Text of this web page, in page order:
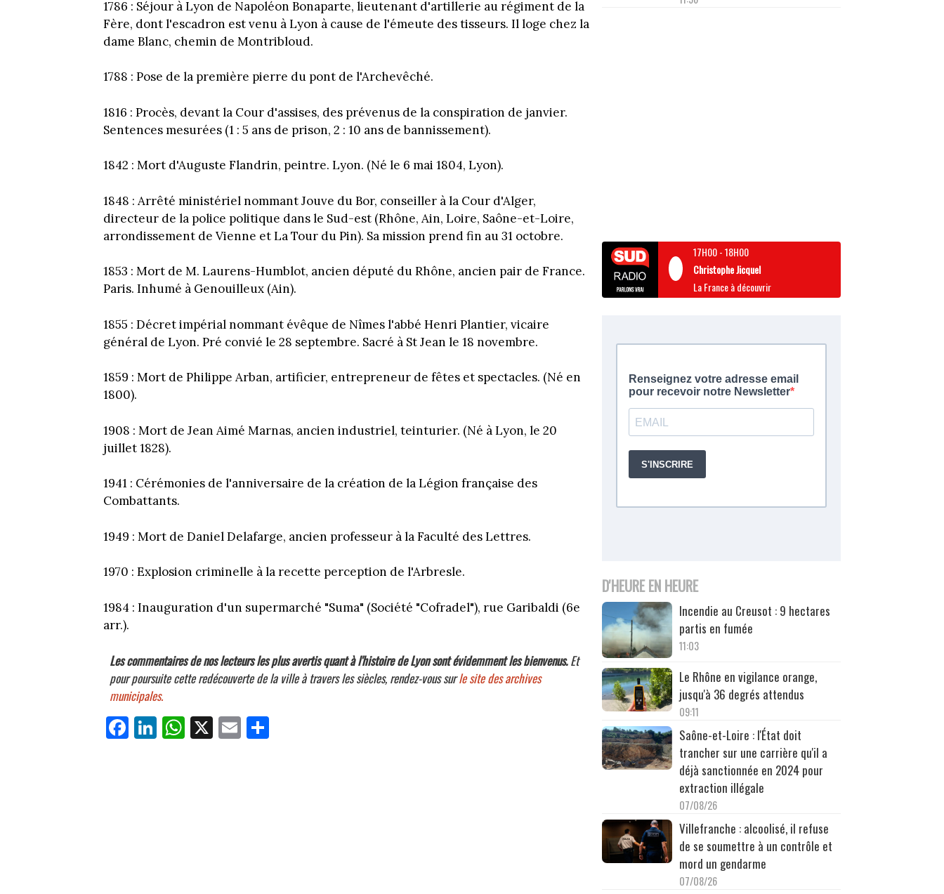
1786 : Séjour à Lyon de Napoléon Bonaparte, lieutenant d'artillerie au régiment de la
Fère, dont l'escadron est venu à Lyon à cause de l'émeute des tisseurs. Il loge chez la
dame Blanc, chemin de Montribloud.
1788 : Pose de la première pierre du pont de l'Archevêché.
1816 : Procès, devant la Cour d'assises, des prévenus de la conspiration de janvier.
Sentences mesurées (1 : 5 ans de prison, 2 : 10 ans de bannissement).
1842 : Mort d'Auguste Flandrin, peintre. Lyon. (Né le 6 mai 1804, Lyon).
1848 : Arrêté ministériel nommant Jouve du Bor, conseiller à la Cour d'Alger,
directeur de la police politique dans le Sud-est (Rhône, Ain, Loire, Saône-et-Loire,
arrondissement de Vienne et La Tour du Pin). Sa mission prend fin au 31 octobre.
1853 : Mort de M. Laurens-Humblot, ancien député du Rhône, ancien pair de France.
Paris. Inhumé à Genouilleux (Ain).
1855 : Décret impérial nommant évêque de Nîmes l'abbé Henri Plantier, vicaire
général de Lyon. Pré convié le 28 septembre. Sacré à St Jean le 18 novembre.
1859 : Mort de Philippe Arban, artificier, entrepreneur de fêtes et spectacles. (Né en
1800).
1908 : Mort de Jean Aimé Marnas, ancien industriel, teinturier. (Né à Lyon, le 20
juillet 1828).
1941 : Cérémonies de l'anniversaire de la création de la Légion française des
Combattants.
1949 : Mort de Daniel Delafarge, ancien professeur à la Faculté des Lettres.
1970 : Explosion criminelle à la recette perception de l'Arbresle.
1984 : Inauguration d'un supermarché "Suma" (Société "Cofradel"), rue Garibaldi (6e
arr.).
Les commentaires de nos lecteurs les plus avertis quant à l'histoire de Lyon sont évidemment les bienvenus. Et
pour poursuite cette redécouverte de la ville à travers les siècles, rendez-vous sur le site des archives
municipales.
Fa
ce
Li
nk
W
ha
X E
m
17H00-18H00
Christophe Jicquel
La France à découvrir
D'HEURE EN HEURE
Incendie au Creusot : 9 hectares
partis en fumée
11:03
Le Rhône en vigilance orange,
jusqu'à 36 degrés attendus
09:11
Saône-et-Loire : l'État doit
trancher sur une carrière qu'il a
déjà sanctionnée en 2024 pour
extraction illégale
07/08/26
Villefranche : alcoolisé, il refuse
de se soumettre à un contrôle et
mord un gendarme
07/08/26